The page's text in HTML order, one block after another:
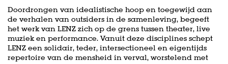
Doordrongen van idealistische hoop en toegewijd aan
de verhalen van outsiders in de samenleving, begeeft
het werk van LENZ zich op de grens tussen theater, live
muziek en performance. Vanuit deze disciplines schept
LENZ een solidair, teder, intersectioneel en eigentijds
repertoire van de mensheid in verval, worstelend met